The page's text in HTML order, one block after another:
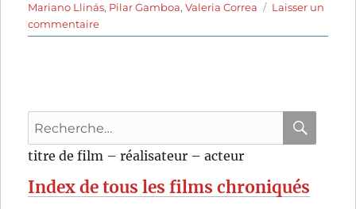
Mariano Llinás, Pilar Gamboa,Valeria Correa
Laisser un
commentairesur
La
Llinás
Recherche
pour
titre de film – réalisateur – acteur
Index de tous les films chroniqués